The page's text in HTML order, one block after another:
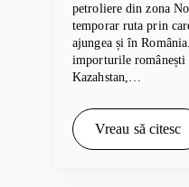
petroliere din zona
temporar ruta prin
ajungea și în
importurile
Kazahstan,…
Vreau să citesc